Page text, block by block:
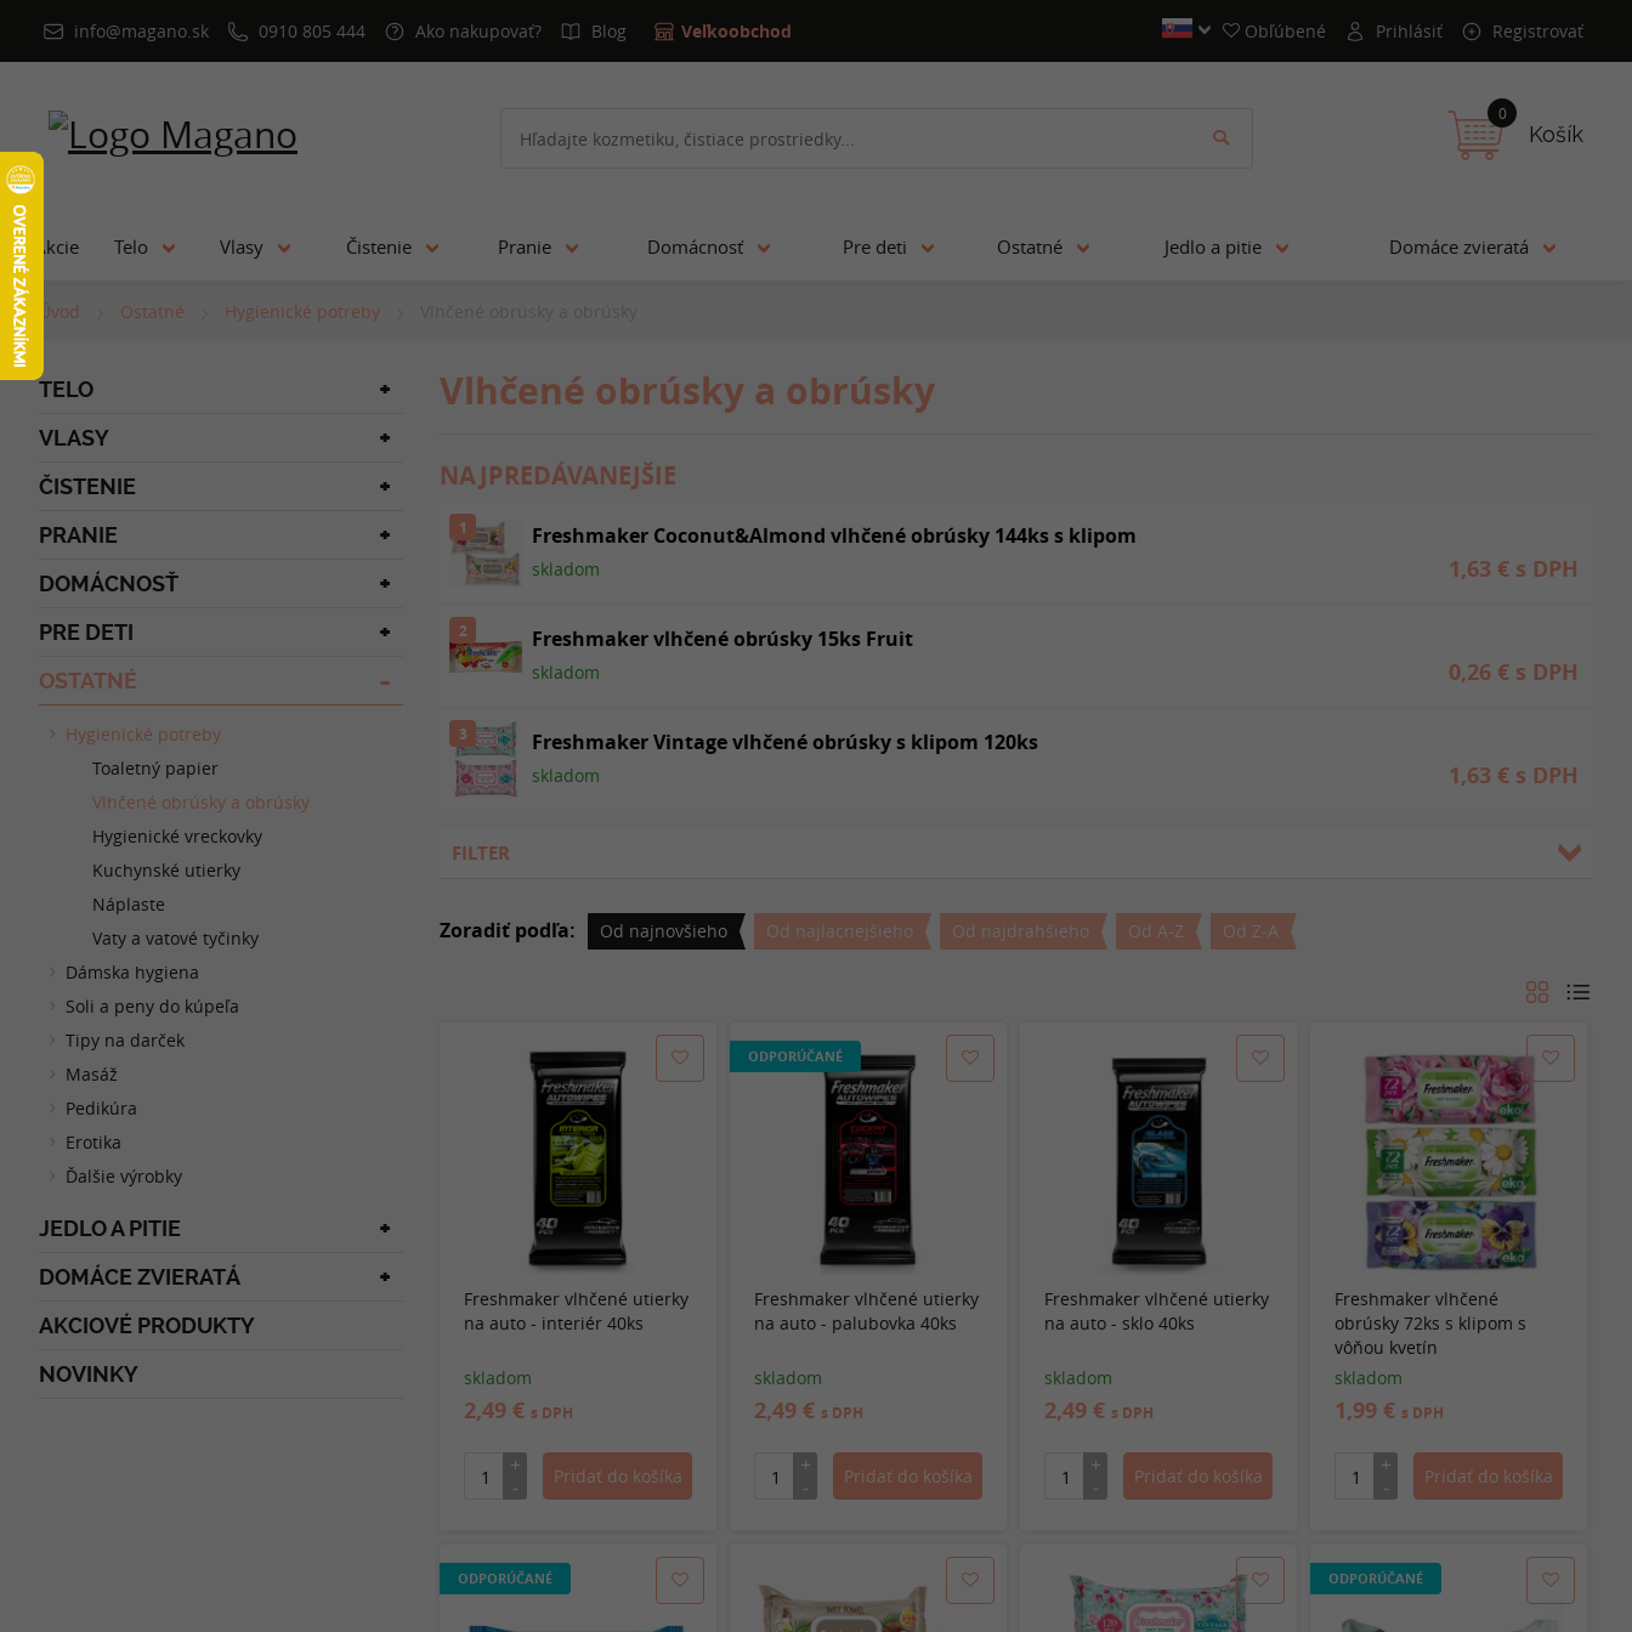
info@magano.sk 0910 805 444 Ako nakupovať? Blog Veľkoobchod Obľúbené Prihlásiť Registrovať
0
Košík
Akcie Telo Vlasy Čistenie Pranie Domácnosť Pre deti Ostatné Jedlo a pitie Domáce zvieratá
Úvod Ostatné Hygienické potreby
TELO
VLASY
ČISTENIE
PRANIE
DOMÁCNOSŤ
PRE DETI
OSTATNÉ
Hygienické potreby
Toaletný papier
Vlhčené obrúsky a obrúsky
Hygienické vreckovky
Kuchynské utierky
Náplaste
Vaty a vatové tyčinky
Dámska hygiena
Soli a peny do kúpeľa
Tipy na darček
Masáž
Pedikúra
Erotika
Ďalšie výrobky
JEDLO A PITIE
DOMÁCE ZVIERATÁ
AKCIOVÉ PRODUKTY
NOVINKY
Vlhčené obrúsky a obrúsky
NAJPREDÁVANEJŠIE
1 Freshmaker Coconut&Almond vlhčené obrúsky 144ks s klipom
skladom 1,63 € s DPH
2 Freshmaker vlhčené obrúsky 15ks Fruit
skladom 0,26 € s DPH
3 Freshmaker Vintage vlhčené obrúsky s klipom 120ks
skladom 1,63 € s DPH
FILTER
Zoradiť podľa: Od najnovšieho Od najlacnejšieho Od najdrahšieho Od A-Z Od Z-A
Freshmaker vlhčené utierky
na auto - interiér 40ks
skladom
2,49 € s DPH
ODPORÚČANÉ
Freshmaker vlhčené utierky
na auto - palubovka 40ks
skladom
2,49 € s DPH
Freshmaker vlhčené utierky
na auto - sklo 40ks
skladom
2,49 € s DPH
Freshmaker vlhčené
obrúsky 72ks s klipom s
vôňou kvetín
skladom
1,99 € s DPH
ODPORÚČANÉ ODPORÚČANÉ